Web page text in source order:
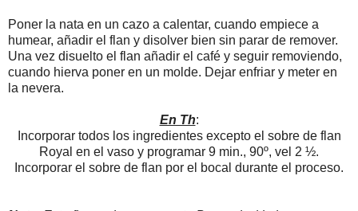
Poner la nata en un cazo a calentar, cuando empiece a
humear, añadir el flan y disolver bien sin parar de remover.
Una vez disuelto el flan añadir el café y seguir removiendo,
cuando hierva poner en un molde. Dejar enfriar y meter en
la nevera.
En Th:
Incorporar todos los ingredientes excepto el sobre de flan
Royal en el vaso y programar 9 min., 90º, vel 2 ½.
Incorporar el sobre de flan por el bocal durante el proceso.